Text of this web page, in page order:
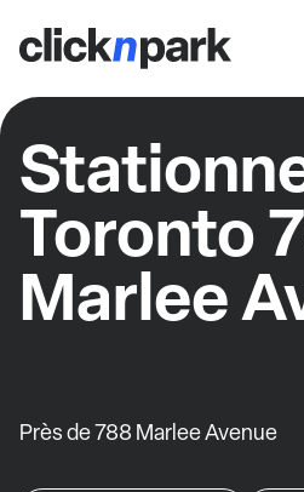
Toronto
Marlee
Près de 788 Marlee Avenue